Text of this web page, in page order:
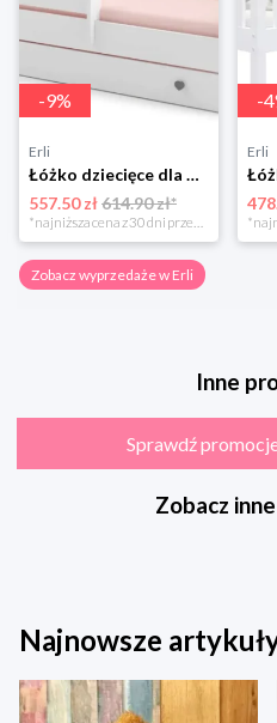
-9%
Erli
Łóżko dziecięce dla dziewczynki EmmaKOBI 160x80 białe z szufladą + materac
557.50 zł614.90 zł*
-4
Erli
Zobacz wyprzedaże w Erli
Inne
Sprawdź
Zobacz
Najnowsze